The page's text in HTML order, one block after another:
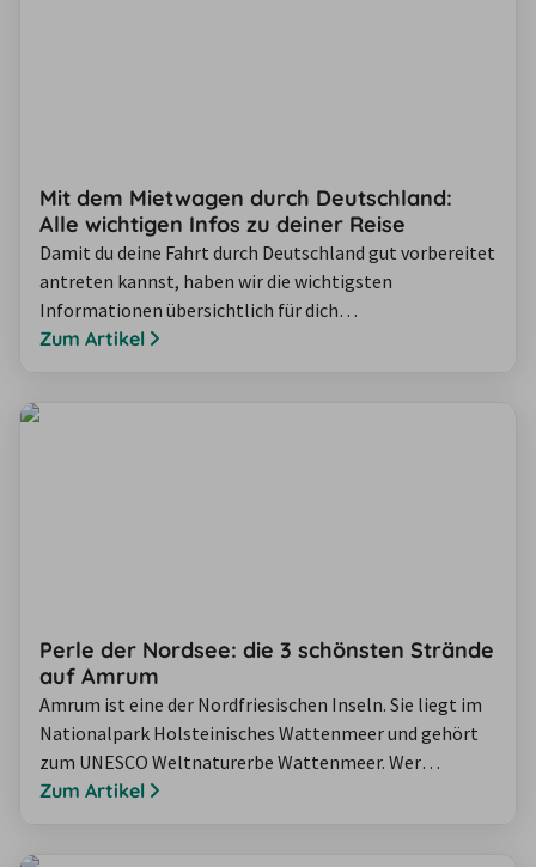
Mit dem Mietwagen durch Deutschland:
Alle wichtigen Infos zu deiner Reise
Damit du deine Fahrt durch Deutschland gut vorbereitet
antreten kannst, haben wir die wichtigsten
Informationen übersichtlich für dich
zusammengestellt. Erfahre, worauf du im deutschen
Zum Artikel
Perle der Nordsee: die 3 schönsten Strände
auf Amrum
Amrum ist eine der Nordfriesischen Inseln. Sie liegt im
Nationalpark Holsteinisches Wattenmeer und gehört
zum UNESCO Weltnaturerbe Wattenmeer. Wer
Erholung und Entspannung sucht, ist auf Amrum genau
Zum Artikel